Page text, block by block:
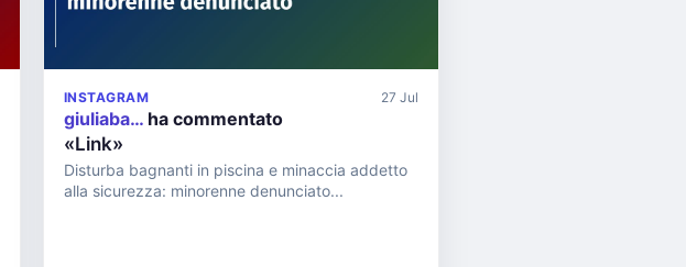
INSTAGRAM 27 Jul
giuliaba… ha commentato
«Link»
Disturba bagnanti in piscina e minaccia addetto
alla sicurezza: minorenne denunciato...